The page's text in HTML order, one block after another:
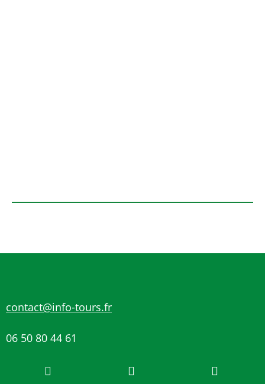
contact@info-tours.fr
06 50 80 44 61